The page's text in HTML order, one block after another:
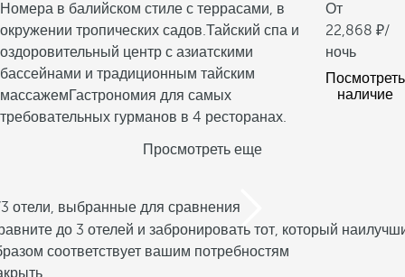
Номера в балийском стиле с террасами, в
окружении тропических садов.Тайский спа и
оздоровительный центр с азиатскими
бассейнами и традиционным тайским
массажемГастрономия для самых
требовательных гурманов в 4 ресторанах.
От
22,868
/
ночь
Посмотреть
наличие
Просмотреть еще
отели, выбранные для сравнения
до 3 отелей и забронировать тот, который
соответствует вашим потребностям